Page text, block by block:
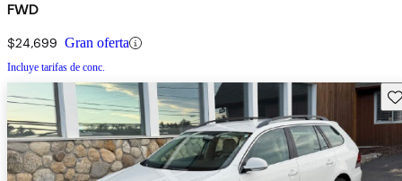
FWD
$24,699 Gran oferta
Incluye tarifas de conc.